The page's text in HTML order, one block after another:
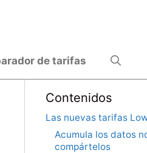
de tarifas
Contenidos
Las nuevas tarifas
Acumula los datos
compártelos